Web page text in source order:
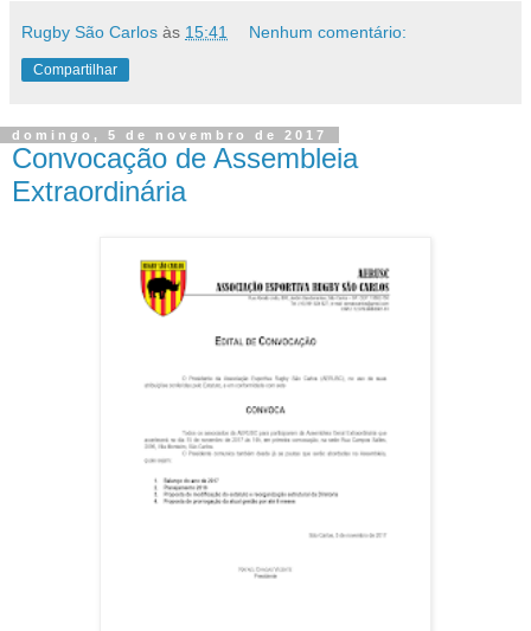
Rugby São Carlos às 15:41 Nenhum comentário:
Compartilhar
domingo, 5 de novembro de 2017
Convocação de Assembleia
Extraordinária